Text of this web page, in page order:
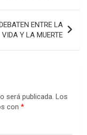
ENTRE LA
VIDA Y LA MUERTE
será publicada. Los
con *